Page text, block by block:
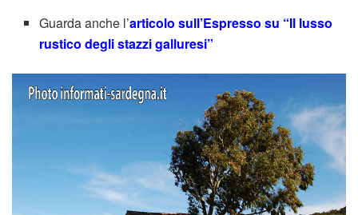
Guarda anche l’articolo sull’Espresso su “Il lusso
rustico degli stazzi galluresi”